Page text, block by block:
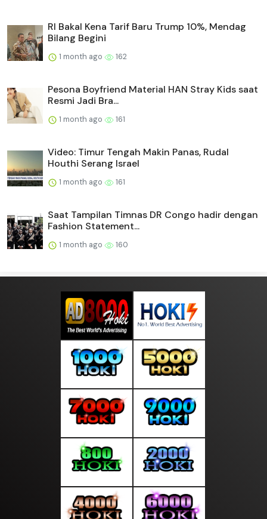
RI Bakal Kena Tarif Baru Trump 10%, Mendag
Bilang Begini
1 month ago 162
Pesona Boyfriend Material HAN Stray Kids saat
Resmi Jadi Bra...
1 month ago 161
Video: Timur Tengah Makin Panas, Rudal
Houthi Serang Israel
1 month ago 161
Saat Tampilan Timnas DR Congo hadir dengan
Fashion Statement...
1 month ago 160